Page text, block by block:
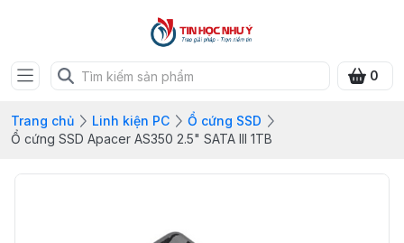
0
Trang chủ Linh kiện PC
Ổ cứng SSD
Ổ cứng SSD Apacer AS350 2.5" SATA III 1TB